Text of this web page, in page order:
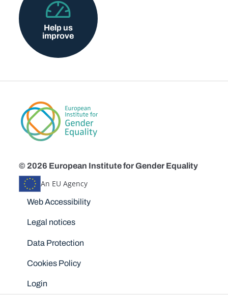
Help us
improve
© 2026 European Institute for Gender Equality
An EU Agency
Disclaimers
Web Accessibility
Legal notices
Data Protection
Cookies Policy
Login